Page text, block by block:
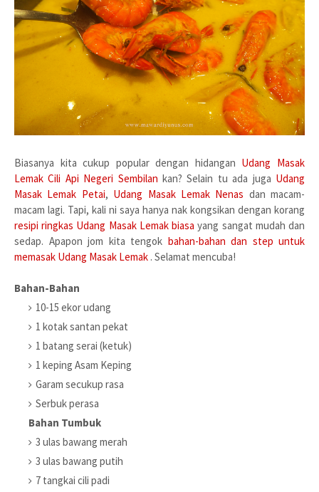
Biasanya kita cukup popular dengan hidangan Udang Masak
Lemak Cili Api Negeri Sembilan kan? Selain tu ada juga Udang
Masak Lemak Petai, Udang Masak Lemak Nenas dan macam-
macam lagi. Tapi, kali ni saya hanya nak kongsikan dengan korang
resipi ringkas Udang Masak Lemak biasa yang sangat mudah dan
sedap. Apapon jom kita tengok bahan-bahan dan step untuk
memasak Udang Masak Lemak . Selamat mencuba!
Bahan-Bahan
10-15 ekor udang
1 kotak santan pekat
1 batang serai (ketuk)
1 keping Asam Keping
Garam secukup rasa
Serbuk perasa
Bahan Tumbuk
3 ulas bawang merah
3 ulas bawang putih
7 tangkai cili padi